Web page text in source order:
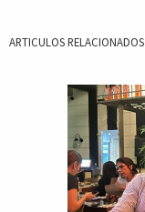
ARTICULOS RELACIONADOS